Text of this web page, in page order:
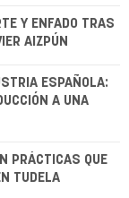
Y ENFADO TRAS
AIZPÚN
ESPAÑOLA:
A UNA
PRÁCTICAS QUE
TUDELA